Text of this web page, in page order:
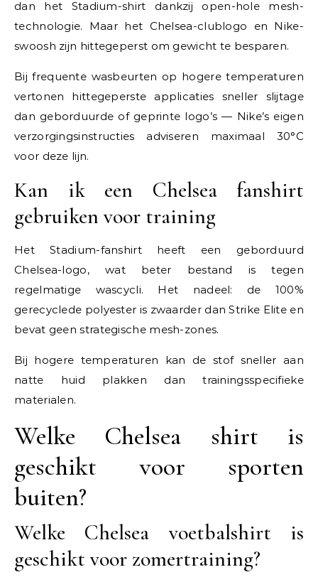
dan het Stadium-shirt dankzij open-hole mesh-
technologie. Maar het Chelsea-clublogo en Nike-
swoosh zijn hittegeperst om gewicht te besparen.
Bij frequente wasbeurten op hogere temperaturen
vertonen hittegeperste applicaties sneller slijtage
dan geborduurde of geprinte logo’s — Nike’s eigen
verzorgingsinstructies adviseren maximaal 30°C
voor deze lijn.
Kan ik een Chelsea fanshirt
gebruiken voor training
Het Stadium-fanshirt heeft een geborduurd
Chelsea-logo, wat beter bestand is tegen
regelmatige wascycli. Het nadeel: de 100%
gerecyclede polyester is zwaarder dan Strike Elite en
bevat geen strategische mesh-zones.
Bij hogere temperaturen kan de stof sneller aan
natte huid plakken dan trainingsspecifieke
materialen.
Welke Chelsea shirt is
geschikt voor sporten
buiten?
Welke Chelsea voetbalshirt is
geschikt voor zomertraining?